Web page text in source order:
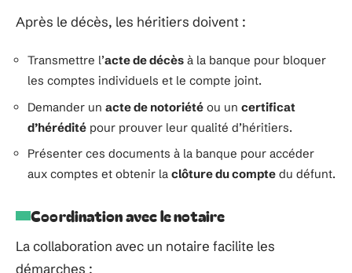
Après le décès, les héritiers doivent :
Transmettre l’acte de décès à la banque pour bloquer
les comptes individuels et le compte joint.
Demander un acte de notoriété ou un certificat
d’hérédité pour prouver leur qualité d’héritiers.
Présenter ces documents à la banque pour accéder
aux comptes et obtenir la clôture du compte du défunt.
Coordination avec le notaire
La collaboration avec un notaire facilite les
démarches :